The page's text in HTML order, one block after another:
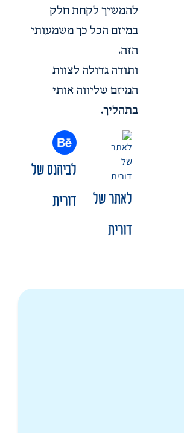
להמשיך לקחת חלק
במיזם הכל כך משמעותי
הזה.
ותודה גדולה לצוות
המיזם שליווה אותי
בתהליך.
לאתר של
דורית
לביהנס של
דורית